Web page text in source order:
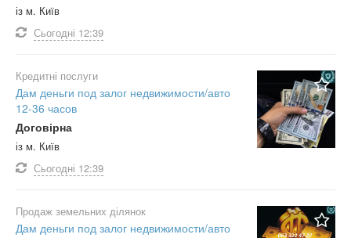
із м. Київ
Сьогодні 12:39
Кредитні послуги
Дам деньги под залог недвижимости/авто
12-36 часов
Договірна
із м. Київ
Сьогодні 12:39
Продаж земельних ділянок
Дам деньги под залог недвижимости/авто